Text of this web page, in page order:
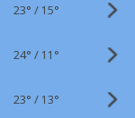
23° / 15°
24° / 11°
23° / 13°